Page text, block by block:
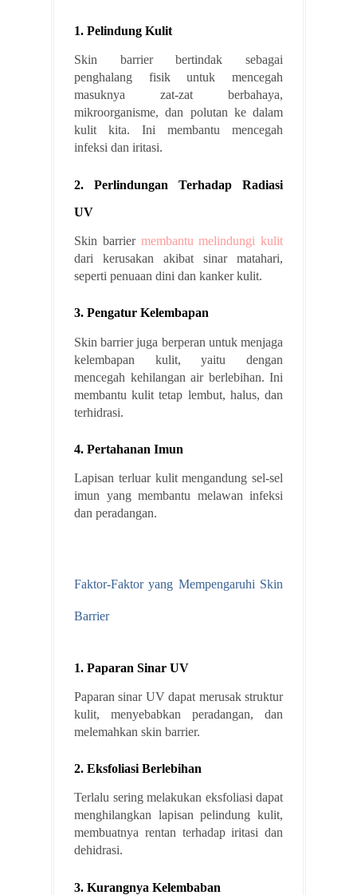
1. Pelindung Kulit
Skin barrier bertindak sebagai
penghalang fisik untuk mencegah
masuknya zat-zat berbahaya,
mikroorganisme, dan polutan ke dalam
kulit kita. Ini membantu mencegah
infeksi dan iritasi.
2. Perlindungan Terhadap Radiasi
UV
Skin barrier membantu melindungi kulit
dari kerusakan akibat sinar matahari,
seperti penuaan dini dan kanker kulit.
3. Pengatur Kelembapan
Skin barrier juga berperan untuk menjaga
kelembapan kulit, yaitu dengan
mencegah kehilangan air berlebihan. Ini
membantu kulit tetap lembut, halus, dan
terhidrasi.
4. Pertahanan Imun
Lapisan terluar kulit mengandung sel-sel
imun yang membantu melawan infeksi
dan peradangan.
Faktor-Faktor yang Mempengaruhi Skin
Barrier
1. Paparan Sinar UV
Paparan sinar UV dapat merusak struktur
kulit, menyebabkan peradangan, dan
melemahkan skin barrier.
2. Eksfoliasi Berlebihan
Terlalu sering melakukan eksfoliasi dapat
menghilangkan lapisan pelindung kulit,
membuatnya rentan terhadap iritasi dan
dehidrasi.
3. Kurangnya Kelembaban